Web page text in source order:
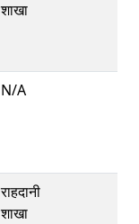
शाखा
N/A
राहदानी
शाखा